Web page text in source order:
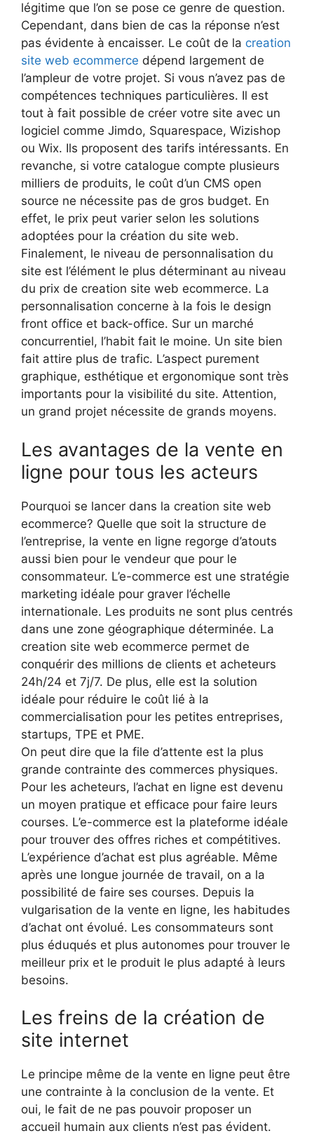
légitime que l’on se pose ce genre de question.
Cependant, dans bien de cas la réponse n’est
pas évidente à encaisser. Le coût de la creation
site web ecommerce dépend largement de
l’ampleur de votre projet. Si vous n’avez pas de
compétences techniques particulières. Il est
tout à fait possible de créer votre site avec un
logiciel comme Jimdo, Squarespace, Wizishop
ou Wix. Ils proposent des tarifs intéressants. En
revanche, si votre catalogue compte plusieurs
milliers de produits, le coût d’un CMS open
source ne nécessite pas de gros budget. En
effet, le prix peut varier selon les solutions
adoptées pour la création du site web.
Finalement, le niveau de personnalisation du
site est l’élément le plus déterminant au niveau
du prix de creation site web ecommerce. La
personnalisation concerne à la fois le design
front office et back-office. Sur un marché
concurrentiel, l’habit fait le moine. Un site bien
fait attire plus de trafic. L’aspect purement
graphique, esthétique et ergonomique sont très
importants pour la visibilité du site. Attention,
un grand projet nécessite de grands moyens.
Les avantages de la vente en
ligne pour tous les acteurs
Pourquoi se lancer dans la creation site web
ecommerce? Quelle que soit la structure de
l’entreprise, la vente en ligne regorge d’atouts
aussi bien pour le vendeur que pour le
consommateur. L’e-commerce est une stratégie
marketing idéale pour graver l’échelle
internationale. Les produits ne sont plus centrés
dans une zone géographique déterminée. La
creation site web ecommerce permet de
conquérir des millions de clients et acheteurs
24h/24 et 7j/7. De plus, elle est la solution
idéale pour réduire le coût lié à la
commercialisation pour les petites entreprises,
startups, TPE et PME.
On peut dire que la file d’attente est la plus
grande contrainte des commerces physiques.
Pour les acheteurs, l’achat en ligne est devenu
un moyen pratique et efficace pour faire leurs
courses. L’e-commerce est la plateforme idéale
pour trouver des offres riches et compétitives.
L’expérience d’achat est plus agréable. Même
après une longue journée de travail, on a la
possibilité de faire ses courses. Depuis la
vulgarisation de la vente en ligne, les habitudes
d’achat ont évolué. Les consommateurs sont
plus éduqués et plus autonomes pour trouver le
meilleur prix et le produit le plus adapté à leurs
besoins.
Les freins de la création de
site internet
Le principe même de la vente en ligne peut être
une contrainte à la conclusion de la vente. Et
oui, le fait de ne pas pouvoir proposer un
accueil humain aux clients n’est pas évident.